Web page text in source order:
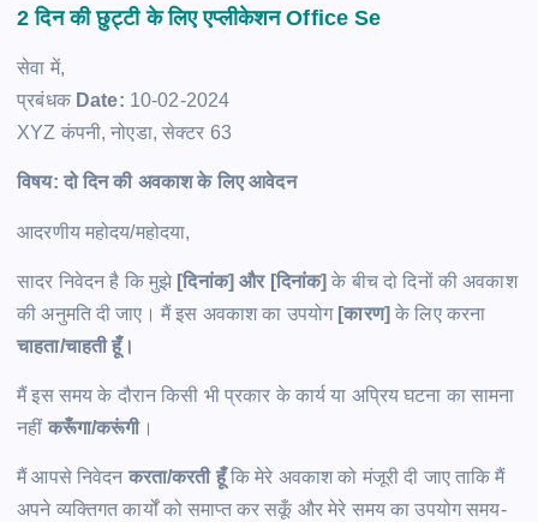
2 दिन की छुट्टी के लिए एप्लीकेशन Office Se
सेवा में,
प्रबंधक Date: 10-02-2024
XYZ कंपनी, नोएडा, सेक्टर 63
विषय: दो दिन की अवकाश के लिए आवेदन
आदरणीय महोदय/महोदया,
सादर निवेदन है कि मुझे [दिनांक] और [दिनांक]के बीच दो दिनों की अवकाश
की अनुमति दी जाए। मैं इस अवकाश का उपयोग [कारण]के लिए करना
चाहता/चाहती हूँ।
मैं इस समय के दौरान किसी भी प्रकार के कार्य या अप्रिय घटना का सामना
नहीं करूँगा/करूंगी।
मैं आपसे निवेदन करता/करती हूँकि मेरे अवकाश को मंजूरी दी जाए ताकि मैं
अपने व्यक्तिगत कार्यों को समाप्त कर सकूँ और मेरे समय का उपयोग समय-